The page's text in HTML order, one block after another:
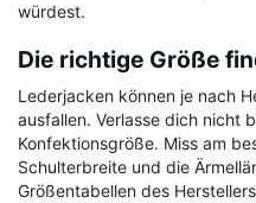
würdest.
Die richtige Größe
Lederjacken können je nach
ausfallen. Verlasse dich nicht
Konfektionsgröße. Miss am
Schulterbreite und die
Größentabellen des